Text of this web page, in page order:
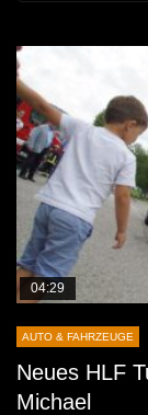
04:29
AUTO & FAHRZEUGE
Neues HLF
Michael